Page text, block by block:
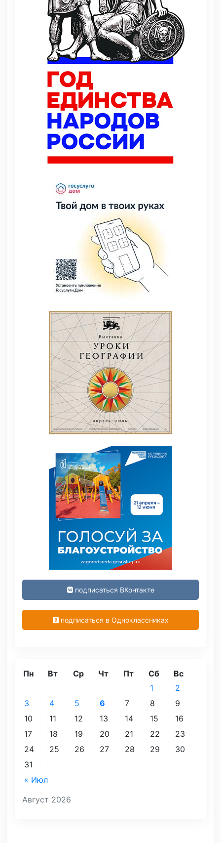
подписаться ВКонтакте
подписаться в Одноклассниках
Август 2026
Пн Вт Ср Чт Пт Сб Вс
« Июл
1
2
3
4 5 6 7 8
9
10
11 12 13 14 15
16
17
18 19 20 21 22
23
24
25 26 27 28 29
30
31